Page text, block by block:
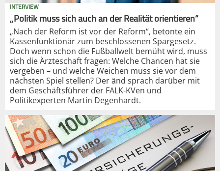
INTERVIEW
„Politik muss sich auch an der Realität orientieren“
„Nach der Reform ist vor der Reform“, betonte ein
Kassenfunktionär zum beschlossenen Spargesetz.
Doch wenn schon die Fußballwelt bemüht wird, muss
sich die Ärzteschaft fragen: Welche Chancen hat sie
vergeben – und welche Weichen muss sie vor dem
nächsten Spiel stellen? Der änd sprach darüber mit
dem Geschäftsführer der FALK-KVen und
Politikexperten Martin Degenhardt.